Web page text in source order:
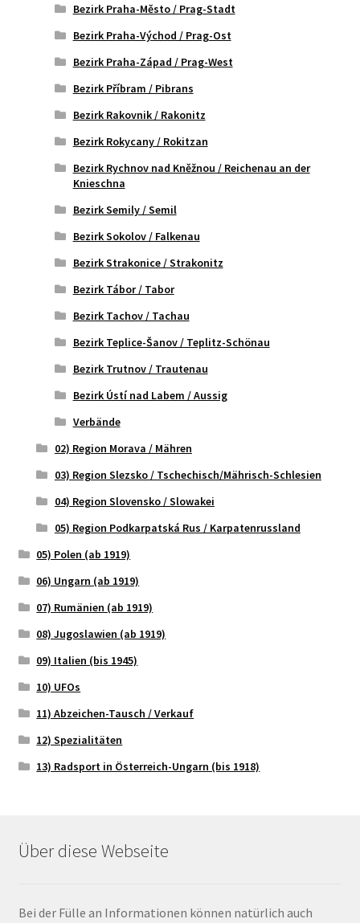
Bezirk Praha-Město / Prag-Stadt
Bezirk Praha-Východ / Prag-Ost
Bezirk Praha-Západ / Prag-West
Bezirk Příbram / Pibrans
Bezirk Rakovnik / Rakonitz
Bezirk Rokycany / Rokitzan
Bezirk Rychnov nad Kněžnou / Reichenau an der
Knieschna
Bezirk Semily / Semil
Bezirk Sokolov / Falkenau
Bezirk Strakonice / Strakonitz
Bezirk Tábor / Tabor
Bezirk Tachov / Tachau
Bezirk Teplice-Šanov / Teplitz-Schönau
Bezirk Trutnov / Trautenau
Bezirk Ústí nad Labem / Aussig
Verbände
02) Region Morava / Mähren
03) Region Slezsko / Tschechisch/Mährisch-Schlesien
04) Region Slovensko / Slowakei
05) Region Podkarpatská Rus / Karpatenrussland
05) Polen (ab 1919)
06) Ungarn (ab 1919)
07) Rumänien (ab 1919)
08) Jugoslawien (ab 1919)
09) Italien (bis 1945)
10) UFOs
11) Abzeichen-Tausch / Verkauf
12) Spezialitäten
13) Radsport in Österreich-Ungarn (bis 1918)
Über diese Webseite
Bei der Fülle an Informationen können natürlich auch